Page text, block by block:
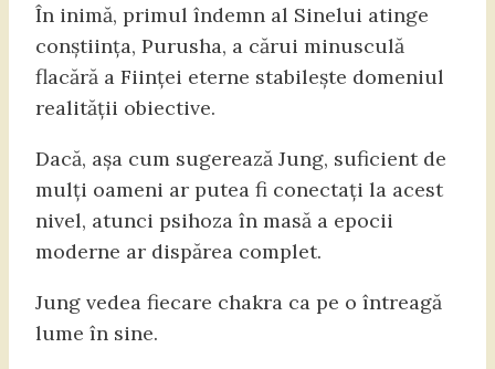
În inimă, primul îndemn al Sinelui atinge
conștiința, Purusha, a cărui minusculă
flacără a Ființei eterne stabilește domeniul
realității obiective.
Dacă, așa cum sugerează Jung, suficient de
mulți oameni ar putea fi conectați la acest
nivel, atunci psihoza în masă a epocii
moderne ar dispărea complet.
Jung vedea fiecare chakra ca pe o întreagă
lume în sine.